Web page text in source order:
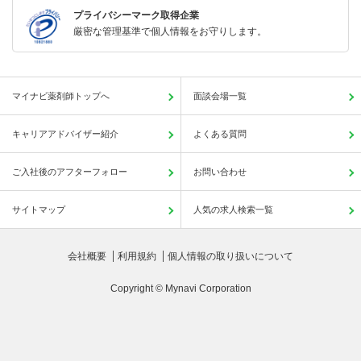
プライバシーマーク取得企業
厳密な管理基準で個人情報をお守りします。
マイナビ薬剤師トップへ 面談会場一覧
キャリアアドバイザー紹介 よくある質問
ご入社後のアフターフォロー お問い合わせ
サイトマップ 人気の求人検索一覧
会社概要 利用規約 個人情報の取り扱いについて
Copyright © Mynavi Corporation